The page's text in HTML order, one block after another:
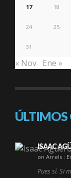
17 18
24 25
31
« Nov Ene »
ÚLTIMOS
ISAAC
on Arrels :
Pues sí. Si